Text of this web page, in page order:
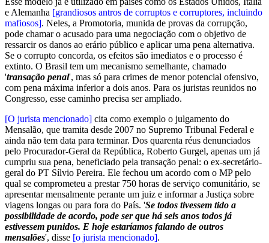
e Alemanha [grandiosos antros de corruptos e corruptores, incluindo
mafiosos]. Neles, a Promotoria, munida de provas da corrupção,
pode chamar o acusado para uma negociação com o objetivo de
ressarcir os danos ao erário público e aplicar uma pena alternativa.
Se o corrupto concorda, os efeitos são imediatos e o processo é
extinto. O Brasil tem um mecanismo semelhante, chamado
'transação penal', mas só para crimes de menor potencial ofensivo,
com pena máxima inferior a dois anos. Para os juristas reunidos no
Congresso, esse caminho precisa ser ampliado.
[O jurista mencionado] cita como exemplo o julgamento do
Mensalão, que tramita desde 2007 no Supremo Tribunal Federal e
ainda não tem data para terminar. Dos quarenta réus denunciados
pelo Procurador-Geral da República, Roberto Gurgel, apenas um já
cumpriu sua pena, beneficiado pela transação penal: o ex-secretário-
geral do PT Sílvio Pereira. Ele fechou um acordo com o MP pelo
qual se comprometeu a prestar 750 horas de serviço comunitário, se
apresentar mensalmente perante um juiz e informar a Justiça sobre
viagens longas ou para fora do País. 'Se todos tivessem tido a
possibilidade de acordo, pode ser que há seis anos todos já
estivessem punidos. E hoje estaríamos falando de outros
mensalões', disse [o jurista mencionado].